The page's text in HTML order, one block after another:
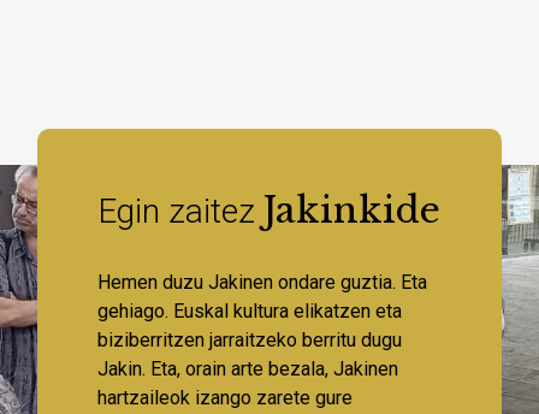
Egin zaitez Jakinkide
Hemen duzu Jakinen ondare guztia. Eta
gehiago. Euskal kultura elikatzen eta
biziberritzen jarraitzeko berritu dugu
Jakin. Eta, orain arte bezala, Jakinen
hartzaileok izango zarete gure